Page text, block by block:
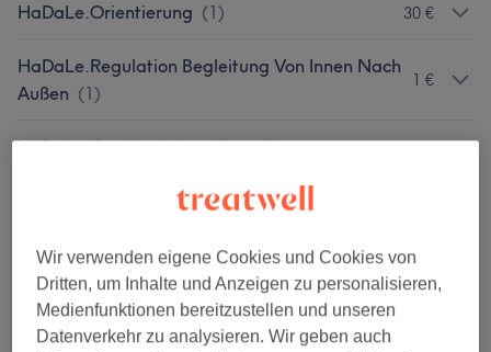
HaDaLe.Orientierung (1) 30 €
HaDaLe.Regulation Begleitung Von Innen Nach
Außen (1)
1 €
HaDaLe.Gesichtsbehandlung (für
Unsere Arbeit
Bild anklicken für weitere Details
Wir verwenden eigene Cookies und Cookies von
Dritten, um Inhalte und Anzeigen zu personalisieren,
Medienfunktionen bereitzustellen und unseren
Datenverkehr zu analysieren. Wir geben auch